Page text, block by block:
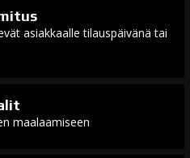
asiakkaalle tilauspäivänä tai
maalaamiseen